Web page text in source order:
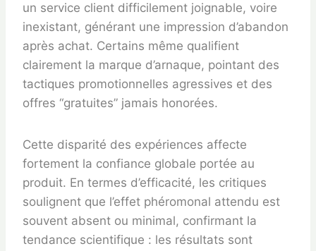
un service client difficilement joignable, voire
inexistant, générant une impression d’abandon
après achat. Certains même qualifient
clairement la marque d’arnaque, pointant des
tactiques promotionnelles agressives et des
offres “gratuites” jamais honorées.
Cette disparité des expériences affecte
fortement la confiance globale portée au
produit. En termes d’efficacité, les critiques
soulignent que l’effet phéromonal attendu est
souvent absent ou minimal, confirmant la
tendance scientifique : les résultats sont